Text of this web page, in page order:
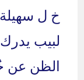
خ ل
لبيب
الظن عن